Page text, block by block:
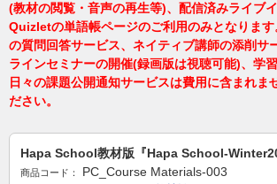
(教材の閲覧・音声の再生等)、配信済みライブイ
Quizletの単語帳ページのご利用のみとなりま
の質問回答サービス、ネイティブ講師の添削サ
ラインセミナーの開催(録画版は視聴可能)、学習
日々の課題公開通知サービスは費用に含まれま
ださい。
Hapa School教材版『Hapa School-
商品コード： PC_Course Materials-003